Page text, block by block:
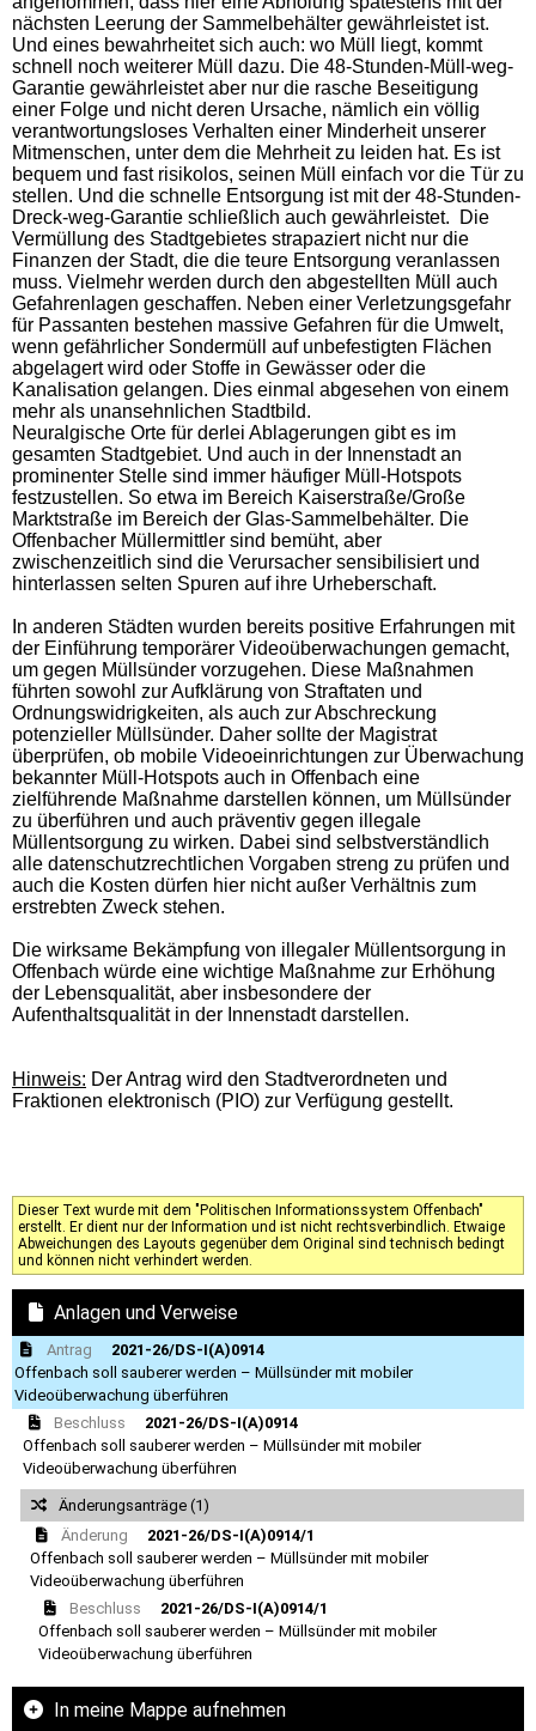
nächsten Leerung der Sammelbehälter gewährleistet ist.
Und eines bewahrheitet sich auch: wo Müll liegt, kommt
schnell noch weiterer Müll dazu. Die 48-Stunden-Müll-weg-
Garantie gewährleistet aber nur die rasche Beseitigung
einer Folge und nicht deren Ursache, nämlich ein völlig
verantwortungsloses Verhalten einer Minderheit unserer
Mitmenschen, unter dem die Mehrheit zu leiden hat. Es ist
bequem und fast risikolos, seinen Müll einfach vor die Tür zu
stellen. Und die schnelle Entsorgung ist mit der 48-Stunden-
Dreck-weg-Garantie schließlich auch gewährleistet. Die
Vermüllung des Stadtgebietes strapaziert nicht nur die
Finanzen der Stadt, die die teure Entsorgung veranlassen
muss. Vielmehr werden durch den abgestellten Müll auch
Gefahrenlagen geschaffen. Neben einer Verletzungsgefahr
für Passanten bestehen massive Gefahren für die Umwelt,
wenn gefährlicher Sondermüll auf unbefestigten Flächen
abgelagert wird oder Stoffe in Gewässer oder die
Kanalisation gelangen. Dies einmal abgesehen von einem
mehr als unansehnlichen Stadtbild.
Neuralgische Orte für derlei Ablagerungen gibt es im
gesamten Stadtgebiet. Und auch in der Innenstadt an
prominenter Stelle sind immer häufiger Müll-Hotspots
festzustellen. So etwa im Bereich Kaiserstraße/Große
Marktstraße im Bereich der Glas-Sammelbehälter. Die
Offenbacher Müllermittler sind bemüht, aber
zwischenzeitlich sind die Verursacher sensibilisiert und
hinterlassen selten Spuren auf ihre Urheberschaft.
In anderen Städten wurden bereits positive Erfahrungen mit
der Einführung temporärer Videoüberwachungen gemacht,
um gegen Müllsünder vorzugehen. Diese Maßnahmen
führten sowohl zur Aufklärung von Straftaten und
Ordnungswidrigkeiten, als auch zur Abschreckung
potenzieller Müllsünder. Daher sollte der Magistrat
überprüfen, ob mobile Videoeinrichtungen zur Überwachung
bekannter Müll-Hotspots auch in Offenbach eine
zielführende Maßnahme darstellen können, um Müllsünder
zu überführen und auch präventiv gegen illegale
Müllentsorgung zu wirken. Dabei sind selbstverständlich
alle datenschutzrechtlichen Vorgaben streng zu prüfen und
auch die Kosten dürfen hier nicht außer Verhältnis zum
erstrebten Zweck stehen.
Die wirksame Bekämpfung von illegaler Müllentsorgung in
Offenbach würde eine wichtige Maßnahme zur Erhöhung
der Lebensqualität, aber insbesondere der
Aufenthaltsqualität in der Innenstadt darstellen.
Hinweis: Der Antrag wird den Stadtverordneten und
Fraktionen elektronisch (PIO) zur Verfügung gestellt.
Dieser Text wurde mit dem "Politischen Informationssystem Offenbach"
erstellt. Er dient nur der Information und ist nicht rechtsverbindlich. Etwaige
Abweichungen des Layouts gegenüber dem Original sind technisch bedingt
und können nicht verhindert werden.
Anlagen und Verweise
Antrag
2021-26/DS-I(A)0914
Offenbach soll sauberer werden – Müllsünder mit mobiler
Videoüberwachung überführen
Beschluss
2021-26/DS-I(A)0914
Offenbach soll sauberer werden – Müllsünder mit mobiler
Videoüberwachung überführen
Änderungsanträge (1)
Änderung
2021-26/DS-I(A)0914/1
Offenbach soll sauberer werden – Müllsünder mit mobiler
Videoüberwachung überführen
Beschluss
2021-26/DS-I(A)0914/1
Offenbach soll sauberer werden – Müllsünder mit mobiler
Videoüberwachung überführen
In meine Mappe aufnehmen